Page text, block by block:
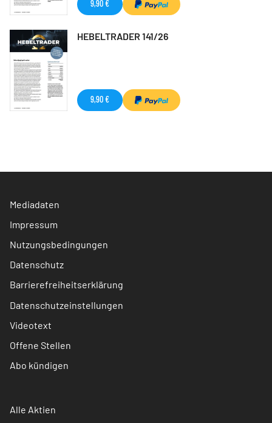
9,90 €
HEBELTRADER 141/26
9,90 €
Mediadaten
Impressum
Nutzungsbedingungen
Datenschutz
Barrierefreiheitserklärung
Datenschutzeinstellungen
Videotext
Offene Stellen
Abo kündigen
Alle Aktien